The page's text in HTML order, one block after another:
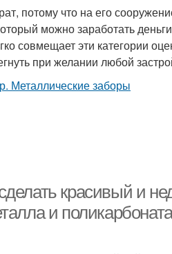
потому что на его
можно заработать
совмещает эти категории
при желании любой
красивый и
и